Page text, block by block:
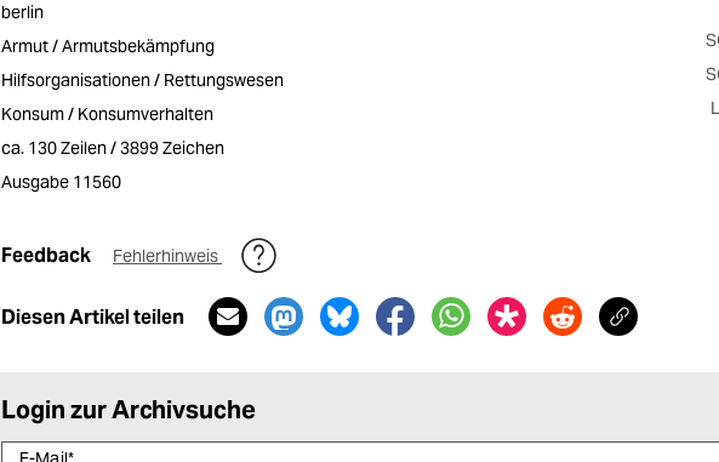
berlin
Armut / Armutsbekämpfung
Hilfsorganisationen / Rettungswesen
Konsum / Konsumverhalten
ca. 130 Zeilen / 3899 Zeichen
Ausgabe 11560
Feedback Fehlerhinweis
Diesen Artikel teilen
Login zur Archivsuche